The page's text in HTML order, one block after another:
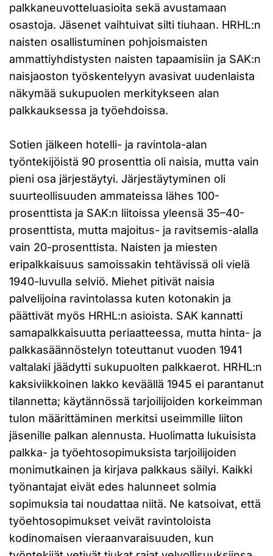
palkkaneuvotteluasioita sekä avustamaan
osastoja. Jäsenet vaihtuivat silti tiuhaan. HRHL:n
naisten osallistuminen pohjoismaisten
ammattiyhdistysten naisten tapaamisiin ja SAK:n
naisjaoston työskentelyyn avasivat uudenlaista
näkymää sukupuolen merkitykseen alan
palkkauksessa ja työehdoissa.
Sotien jälkeen hotelli- ja ravintola-alan
työntekijöistä 90 prosenttia oli naisia, mutta vain
pieni osa järjestäytyi. Järjestäytyminen oli
suurteollisuuden ammateissa lähes 100-
prosenttista ja SAK:n liitoissa yleensä 35–40-
prosenttista, mutta majoitus- ja ravitsemis-alalla
vain 20-prosenttista. Naisten ja miesten
eripalkkaisuus samoissakin tehtävissä oli vielä
1940-luvulla selviö. Miehet pitivät naisia
palvelijoina ravintolassa kuten kotonakin ja
päättivät myös HRHL:n asioista. SAK kannatti
samapalkkaisuutta periaatteessa, mutta hinta- ja
palkkasäännöstelyn toteuttanut vuoden 1941
valtalaki jäädytti sukupuolten palkkaerot. HRHL:n
kaksiviikkoinen lakko keväällä 1945 ei parantanut
tilannetta; käytännössä tarjoilijoiden korkeimman
tulon määrittäminen merkitsi useimmille liiton
jäsenille palkan alennusta. Huolimatta lukuisista
palkka- ja työehtosopimuksista tarjoilijoiden
monimutkainen ja kirjava palkkaus säilyi. Kaikki
työnantajat eivät edes halunneet solmia
sopimuksia tai noudattaa niitä. Ne katsoivat, että
työehtosopimukset veivät ravintoloista
kodinomaisen vieraanvaraisuuden, kun